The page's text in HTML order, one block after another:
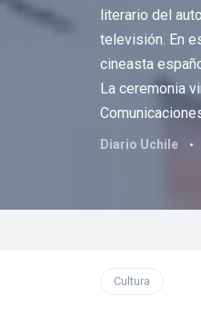
literario del
televisión. En
cineasta
La ceremonia
Diario Uchile
Cultura